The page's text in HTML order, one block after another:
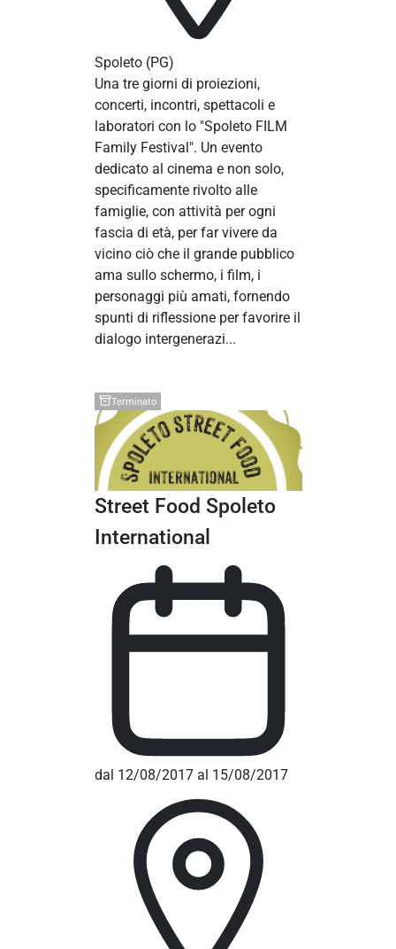
Spoleto (PG)
Una tre giorni di proiezioni,
concerti, incontri, spettacoli e
laboratori con lo "Spoleto FILM
Family Festival". Un evento
dedicato al cinema e non solo,
specificamente rivolto alle
famiglie, con attività per ogni
fascia di età, per far vivere da
vicino ciò che il grande pubblico
ama sullo schermo, i film, i
personaggi più amati, fornendo
spunti di riflessione per favorire il
dialogo intergenerazi...
Terminato
Street Food Spoleto
International
dal 12/08/2017 al 15/08/2017